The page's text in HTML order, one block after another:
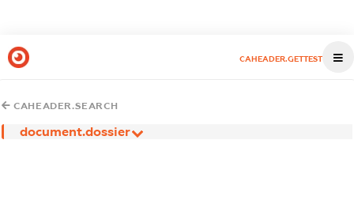
CAHEADER.GETTEST
CAHEADER.SEARCH
document.dossier